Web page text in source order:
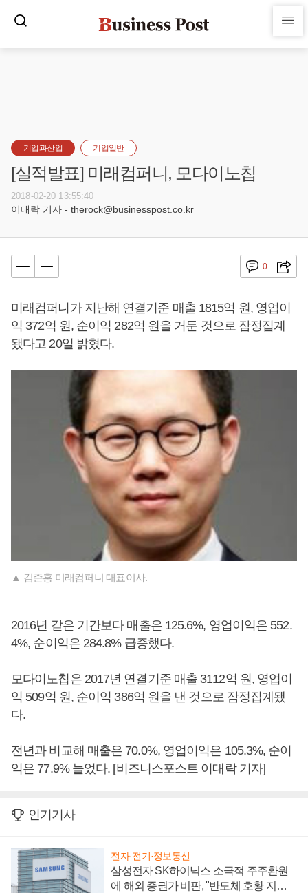
기업과산업 기업일반
[실적발표] 미래컴퍼니, 모다이노칩
2018-02-20 13:55:40
이대락 기자 - therock@businesspost.co.kr
0
미래컴퍼니가 지난해 연결기준 매출 1815억 원, 영업이
익 372억 원, 순이익 282억 원을 거둔 것으로 잠정집계
됐다고 20일 밝혔다.
▲ 김준홍 미래컴퍼니 대표이사.
2016년 같은 기간보다 매출은 125.6%, 영업이익은 552.
4%, 순이익은 284.8% 급증했다.
모다이노칩은 2017년 연결기준 매출 3112억 원, 영업이
익 509억 원, 순이익 386억 원을 낸 것으로 잠정집계됐
다.
전년과 비교해 매출은 70.0%, 영업이익은 105.3%, 순이
익은 77.9% 늘었다. [비즈니스포스트 이대락 기자]
인기기사
전자·전기·정보통신
삼성전자 SK하이닉스 소극적 주주환원
에 해외 증권가 비판, "반도체 호황 지속